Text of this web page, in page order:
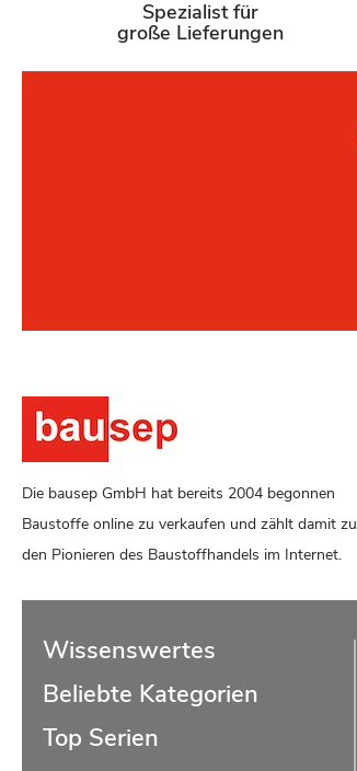
Spezialist für
große Lieferungen
Die bausep GmbH hat bereits 2004 begonnen
Baustoffe online zu verkaufen und zählt damit zu
den Pionieren des Baustoffhandels im Internet.
Wissenswertes
Beliebte Kategorien
Top Serien